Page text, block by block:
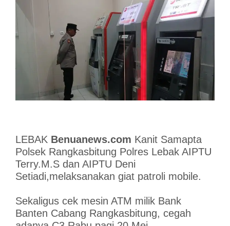
LEBAK Benuanews.com Kanit Samapta
Polsek Rangkasbitung Polres Lebak AIPTU
Terry.M.S dan AIPTU Deni
Setiadi,melaksanakan giat patroli mobile.
Sekaligus cek mesin ATM milik Bank
Banten Cabang Rangkasbitung, cegah